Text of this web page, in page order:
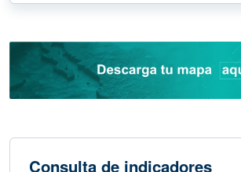
Consulta de indicadores